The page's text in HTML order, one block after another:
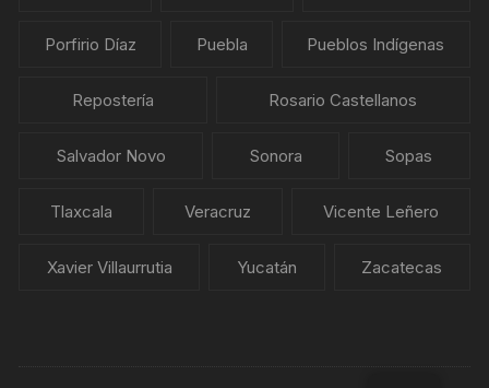
Porfirio Díaz Puebla Pueblos Indígenas
Repostería Rosario Castellanos
Salvador Novo Sonora Sopas
Tlaxcala Veracruz Vicente Leñero
Xavier Villaurrutia Yucatán Zacatecas